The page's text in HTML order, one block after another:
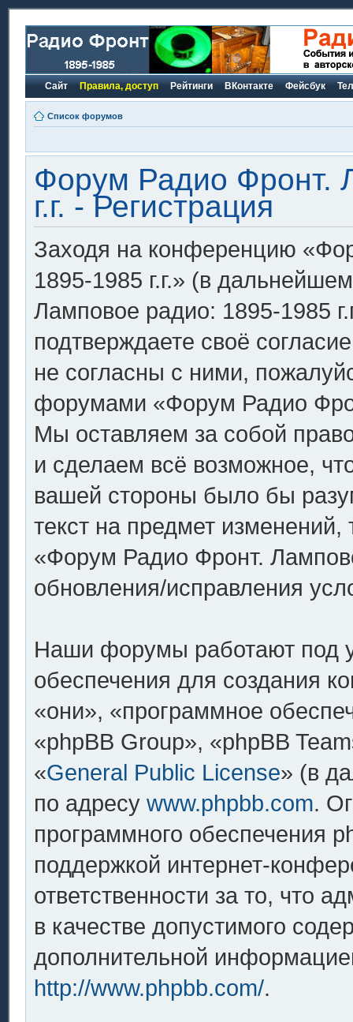
Сайт Правила, доступ Рейтинги ВКонтакте Фейсбук
Список форумов
Форум Радио Фронт.
г.г. - Регистрация
Заходя на конференцию
1895-1985 г.г.» (в
Ламповое радио: 1895-1985
подтверждаете своё
не согласны с ними,
форумами «Форум Радио
Мы оставляем за собой
и сделаем всё возможное,
вашей стороны было бы
текст на предмет
«Форум Радио Фронт.
обновления/исправления
Наши форумы работают под
обеспечения для создания
«они», «программное
«phpBB Group», «phpBB
«General Public License» (в
по адресу www.phpbb.com.
программного обеспечения
поддержкой интернет-
ответственности за то, что
в качестве допустимого
дополнительной
http://www.phpbb.com/.